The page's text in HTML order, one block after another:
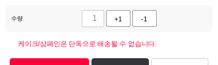
수량 +1 -1
케이크/샴페인은 단독으로 배송될 수 없습니다.